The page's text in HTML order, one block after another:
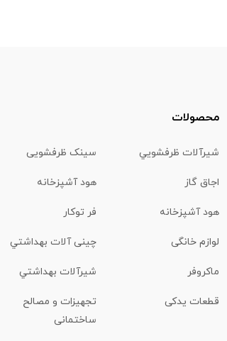
محصولات
شیرآلات ظرفشويي سینک ظرفشویی
اجاق گاز هود آشپزخانه
هود آشپزخانه فر توکار
لوازم خانگی چینی آلات بهداشتي
ماكروفر شیرآلات بهداشتي
قطعات یدکی
تجهیزات و مصالح
ساختمانی